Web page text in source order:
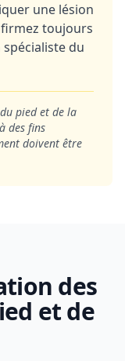
une lésion
toujours
spécialiste du
pied et de la
des fins
doivent être
des
et de